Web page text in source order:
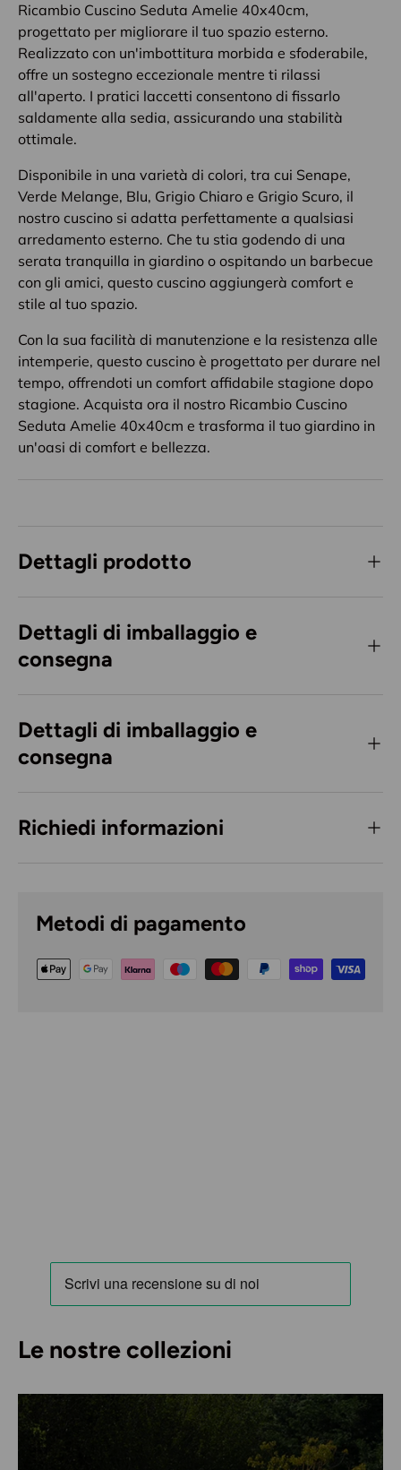
Ricambio Cuscino Seduta Amelie 40x40cm,
progettato per migliorare il tuo spazio esterno.
Realizzato con un'imbottitura morbida e sfoderabile,
offre un sostegno eccezionale mentre ti rilassi
all'aperto. I pratici laccetti consentono di fissarlo
saldamente alla sedia, assicurando una stabilità
ottimale.
Disponibile in una varietà di colori, tra cui Senape,
Verde Melange, Blu, Grigio Chiaro e Grigio Scuro, il
nostro cuscino si adatta perfettamente a qualsiasi
arredamento esterno. Che tu stia godendo di una
serata tranquilla in giardino o ospitando un barbecue
con gli amici, questo cuscino aggiungerà comfort e
stile al tuo spazio.
Con la sua facilità di manutenzione e la resistenza alle
intemperie, questo cuscino è progettato per durare nel
tempo, offrendoti un comfort affidabile stagione dopo
stagione. Acquista ora il nostro Ricambio Cuscino
Seduta Amelie 40x40cm e trasforma il tuo giardino in
un'oasi di comfort e bellezza.
Dettagli prodotto
Dettagli di imballaggio e
consegna
Dettagli di imballaggio e
consegna
Richiedi informazioni
Metodi di pagamento
Le nostre collezioni